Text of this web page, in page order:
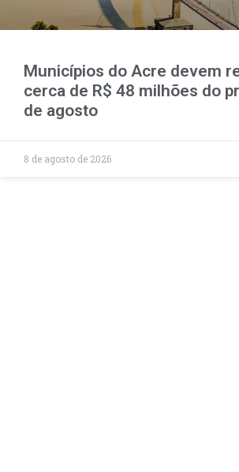
Municípios do Acre devem
cerca de R$ 48 milhões do
de agosto
8 de agosto de 2026